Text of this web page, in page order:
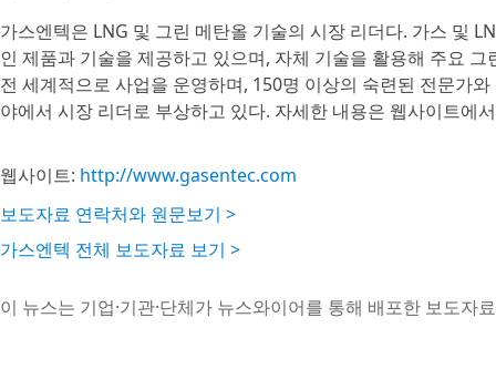
가스엔텍은 LNG 및 그린 메탄올 기술의 시장 리더다. 가스 및
인 제품과 기술을 제공하고 있으며, 자체 기술을 활용해 주요
전 세계적으로 사업을 운영하며, 150명 이상의 숙련된 전문가
야에서 시장 리더로 부상하고 있다. 자세한 내용은 웹사이트에
웹사이트: http://www.gasentec.com
보도자료 연락처와 원문보기 >
가스엔텍 전체 보도자료 보기 >
이 뉴스는 기업·기관·단체가 뉴스와이어를 통해 배포한 보도자